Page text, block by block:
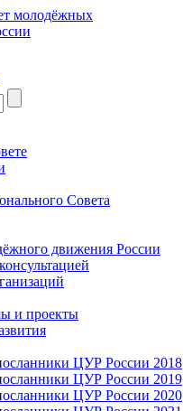
молодёжных
Совета
движения России
и проекты
ЦУР России 2018
ЦУР России 2019
ЦУР России 2020